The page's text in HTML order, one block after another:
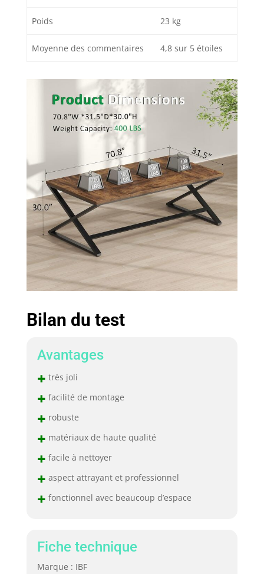
chaque pièce est
étiquetée, le matériel,
instructions claires
colis pour un
assemblage facile. Si
vous avez des
questions ou des
préoccupations
bureau d'ordinateur,
n'hésitez pas à nous
contacter et notre
équipe de service
client amical sera
toujours là pour vous.
En outre, nous offrons
un service client
professionnel 24
heures sur 24, une
politique de retour
gratuit de 30 jours et
Poids 23 kg
Moyenne des commentaires 4,8 sur 5 étoiles
Bilan du test
Avantages
+ très joli
+ facilité de montage
+ robuste
+ matériaux de haute qualité
+ facile à nettoyer
+ aspect attrayant et professionnel
+ fonctionnel avec beaucoup d’espace
Fiche technique
Marque : IBF